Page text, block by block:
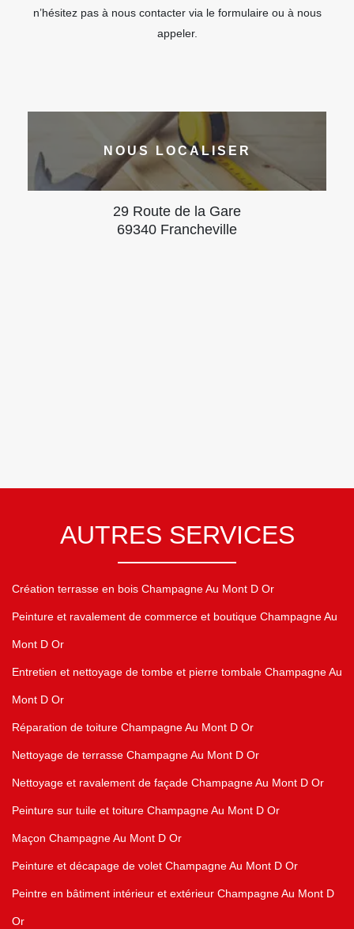
n’hésitez pas à nous contacter via le formulaire ou à nous
appeler.
NOUS LOCALISER
29 Route de la Gare
69340 Francheville
AUTRES SERVICES
Création terrasse en bois Champagne Au Mont D Or
Peinture et ravalement de commerce et boutique Champagne Au
Mont D Or
Entretien et nettoyage de tombe et pierre tombale Champagne Au
Mont D Or
Réparation de toiture Champagne Au Mont D Or
Nettoyage de terrasse Champagne Au Mont D Or
Nettoyage et ravalement de façade Champagne Au Mont D Or
Peinture sur tuile et toiture Champagne Au Mont D Or
Maçon Champagne Au Mont D Or
Peinture et décapage de volet Champagne Au Mont D Or
Peintre en bâtiment intérieur et extérieur Champagne Au Mont D
Or